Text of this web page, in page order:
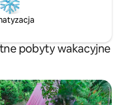
pobyty wakacyjne